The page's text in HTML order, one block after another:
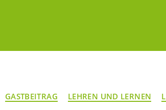
Kategorien
GASTBEITRAG LEHREN UND LERNEN